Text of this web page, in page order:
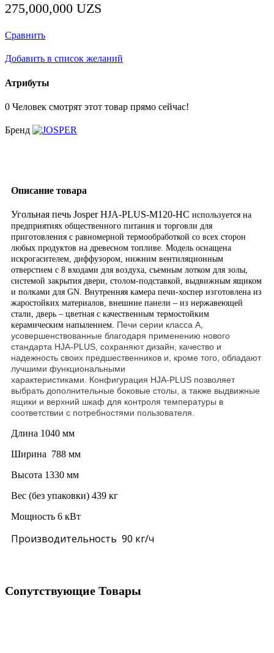
Josper
PLUS-
M120-
HC
275,000,000 UZS
Сравнить
Добавить в список желаний
Атрибуты
0 Человек смотрят этот товар прямо сейчас!
Бренд
Описание товара
Угольная печь Josper HJA-PLUS-M120-HC используется на
предприятиях общественного питания и торговли для
приготовления с равномерной термообработкой со всех сторон
любых продуктов на древесном топливе. Модель оснащена
искрогасителем, диффузором, нижним вентиляционным
отверстием с 8 входами для воздуха, съемным лотком для золы,
системой закрытия двери, столом-подставкой, выдвижным ящиком
и полками для GN. Внутренняя камера печи-хоспер изготовлена из
жаростойких материалов, внешние панели – из нержавеющей
стали, дверь – цветная с качественным термостойким
керамическим напылением. Печи серии класса А,
усовершенствованные благодаря применению нового
стандарта HJA-PLUS, сохраняют дизайн, качество и
надежность своих предшественников и, кроме того, обладают
лучшими функциональными
характеристиками. Конфигурация HJA-PLUS позволяет
выбрать дополнительные боковые столы, а также выдвижные
ящики и верхний шкаф для контроля температуры в
соответствии с потребностями пользователя.
Длина 1040 мм
Ширина 788 мм
Высота 1330 мм
Вес (без упаковки) 439 кг
Мощность 6 кВт
Производительность 90 кг/ч
Сопутствующие Товары